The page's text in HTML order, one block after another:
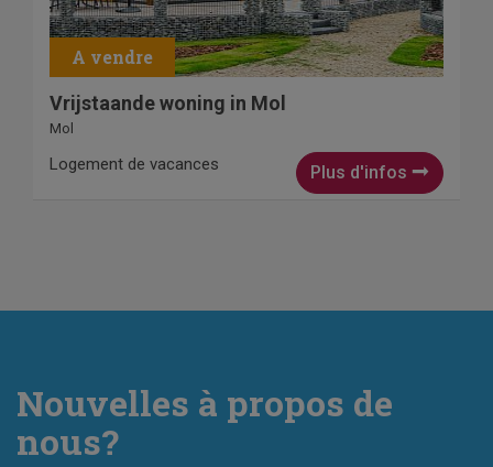
Vrijstaande woning in Mol
Mol
Plus d'infos
Logement de vacances
Nouvelles à propos de
nous?